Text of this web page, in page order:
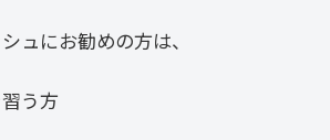
ュにお勧めの方は、
う方